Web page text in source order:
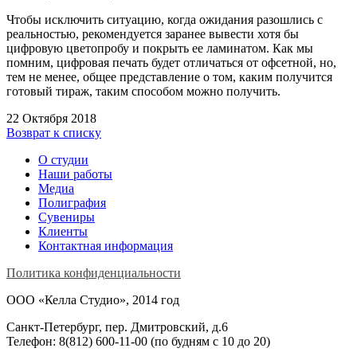
Чтобы исключить ситуацию, когда ожидания разошлись с
реальностью, рекомендуется заранее вывести хотя бы
цифровую цветопробу и покрыть ее ламинатом. Как мы
помним, цифровая печать будет отличаться от офсетной, но,
тем не менее, общее представление о том, каким получится
готовый тираж, таким способом можно получить.
22 Октября 2018
Возврат к списку
О студии
Наши работы
Медиа
Полиграфия
Сувениры
Клиенты
Контактная информация
Политика конфиденциальности
ООО «Келла Студио», 2014 год
Санкт-Петербург, пер. Дмитровский, д.6
Телефон: 8(812) 600-11-00 (по будням c 10 до 20)